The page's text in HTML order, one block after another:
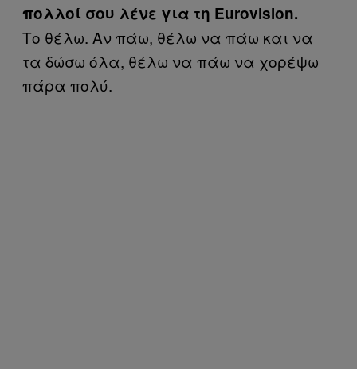
πολλοί σου λένε για τη Eurovision.
Το θέλω. Αν πάω, θέλω να πάω και να
τα δώσω όλα, θέλω να πάω να χορέψω
πάρα πολύ.